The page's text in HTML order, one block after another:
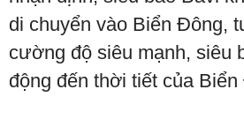
di chuyển vào Biển Đông,
cường độ siêu mạnh, siêu
động đến thời tiết của